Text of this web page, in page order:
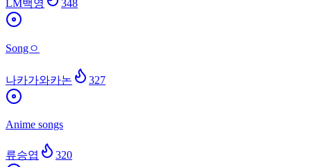
LM백영 348
Songㅇ
나카가와카논 327
Anime songs
류승엽 320